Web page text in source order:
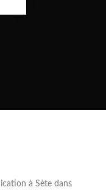
à Sète dans